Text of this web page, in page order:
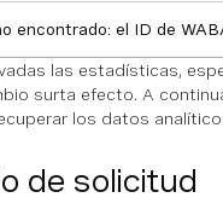
encontrado: el ID de
las estadísticas,
surta efecto. A
los datos
de solicitud